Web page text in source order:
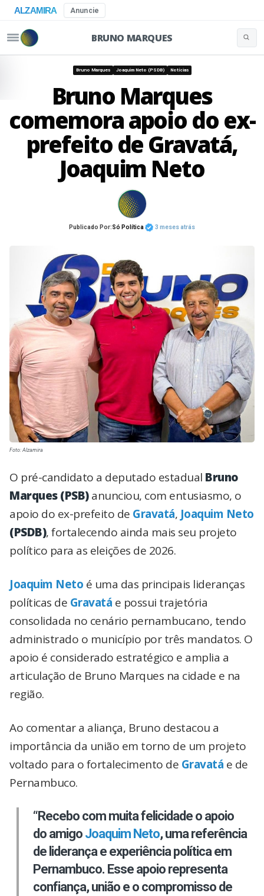
ALZAMIRA Anuncie
BRUNO MARQUES
Bruno Marques Joaquim Neto (PSDB) Notícias
Bruno Marques
comemora apoio do ex-
prefeito de Gravatá,
Joaquim Neto
Publicado Por:Só Política 3 meses atrás
Foto: Alzamira
O pré-candidato a deputado estadual Bruno
Marques (PSB)anunciou, com entusiasmo, o
apoio do ex-prefeito de Gravatá, Joaquim Neto
(PSDB), fortalecendo ainda mais seu projeto
político para as eleições de 2026.
Joaquim Neto é uma das principais lideranças
políticas de Gravatá e possui trajetória
consolidada no cenário pernambucano, tendo
administrado o município por três mandatos. O
apoio é considerado estratégico e amplia a
articulação de Bruno Marques na cidade e na
região.
Ao comentar a aliança, Bruno destacou a
importância da união em torno de um projeto
voltado para o fortalecimento de Gravatá e de
Pernambuco.
“Recebo com muita felicidade o apoio
do amigo Joaquim Neto, uma referência
de liderança e experiência política em
Pernambuco. Esse apoio representa
confiança, união e o compromisso de